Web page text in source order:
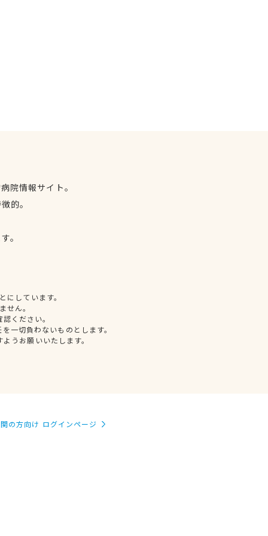
院情報サイト。
的。
。
しています。
せん。
ください。
一切負わないものとします。
うお願いいたします。
の方向け ログインページ